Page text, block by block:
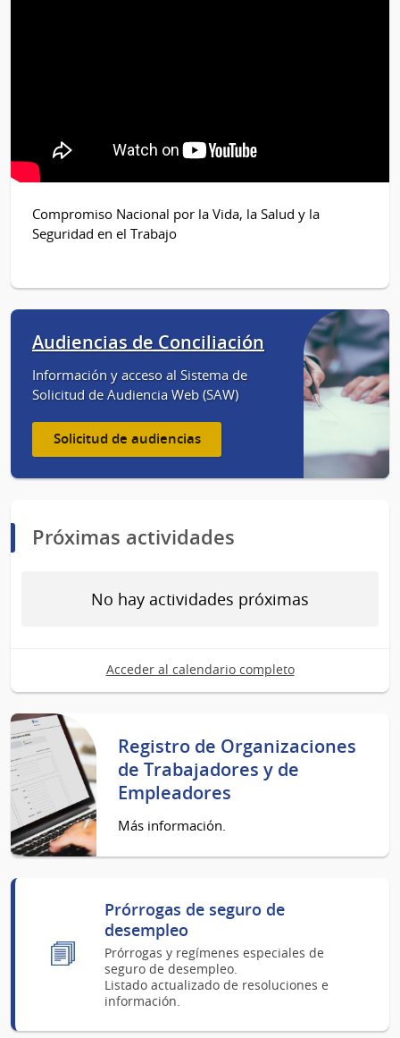
Compromiso Nacional por la Vida, la Salud y la
Seguridad en el Trabajo
Audiencias de Conciliación
Información y acceso al Sistema de
Solicitud de Audiencia Web (SAW)
Solicitud de audiencias
Próximas actividades
No hay actividades próximas
Acceder al calendario completo
Registro de Organizaciones
de Trabajadores y de
Empleadores
Más información.
Prórrogas de seguro de
desempleo
Prórrogas y regímenes especiales de
seguro de desempleo.
Listado actualizado de resoluciones e
información.